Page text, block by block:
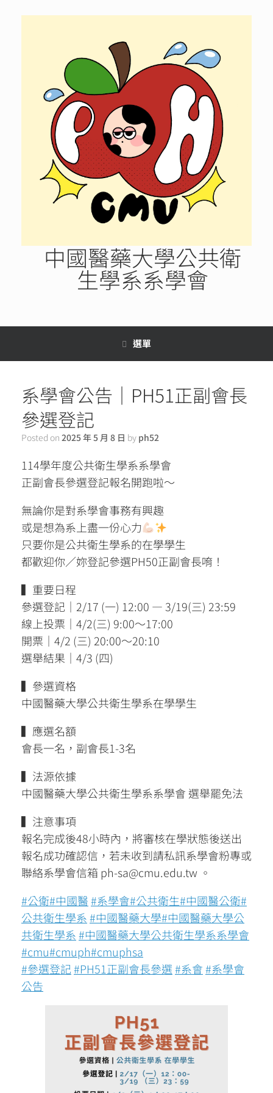
中國醫藥大學公共衛
生學系系學會
選單
系學會公告｜PH51正副會長
參選登記
Posted on 2025 年 5 月 8 日 by ph52
114學年度公共衛生學系系學會
正副會長參選登記報名開跑啦～
無論你是對系學會事務有興趣
或是想為系上盡一份心力
只要你是公共衛生學系的在學學生
都歡迎你／妳登記參選PH50正副會長唷！
▍重要日程
參選登記｜2/17 (一) 12:00 — 3/19(三) 23:59
線上投票｜4/2(三) 9:00～17:00
開票｜4/2 (三) 20:00～20:10
選舉結果｜4/3 (四)
▍參選資格
中國醫藥大學公共衛生學系在學學生
▍應選名額
會長一名，副會長1-3名
▍法源依據
中國醫藥大學公共衛生學系系學會 選舉罷免法
▍注意事項
報名完成後48小時內，將審核在學狀態後送出
報名成功確認信，若未收到請私訊系學會粉專或
聯絡系學會信箱 ph-sa@cmu.edu.tw 。
#公衛#中國醫#系學會#公共衛生#中國醫公衛#
公共衛生學系#中國醫藥大學#中國醫藥大學公
共衛生學系#中國醫藥大學公共衛生學系系學會
#cmu#cmuph#cmuphsa
#參選登記#PH51正副會長參選#系會#系學會
公告